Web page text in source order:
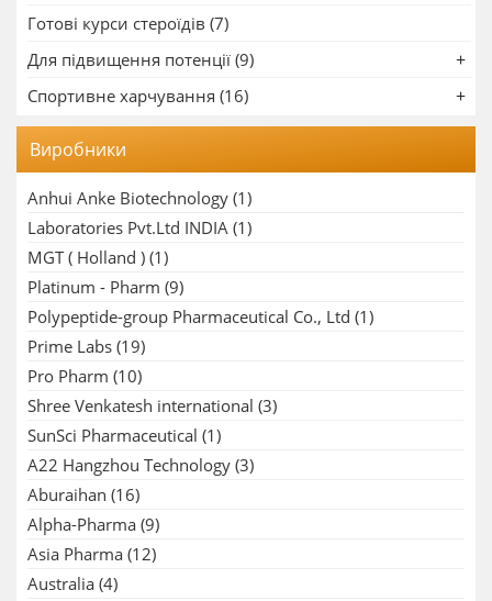
Готові курси стероїдів (7)
Для підвищення потенції (9)
Спортивне харчування (16)
Виробники
Anhui Anke Biotechnology (1)
Laboratories Pvt.Ltd INDIA (1)
MGT ( Holland ) (1)
Platinum - Pharm (9)
Polypeptide-group Pharmaceutical Co., Ltd (1)
Prime Labs (19)
Pro Pharm (10)
Shree Venkatesh international (3)
SunSci Pharmaceutical (1)
A22 Hangzhou Technology (3)
Aburaihan (16)
Alpha-Pharma (9)
Asia Pharma (12)
Australia (4)